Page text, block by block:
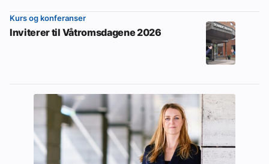
Kurs og konferanser
Inviterer til Våtromsdagene 2026